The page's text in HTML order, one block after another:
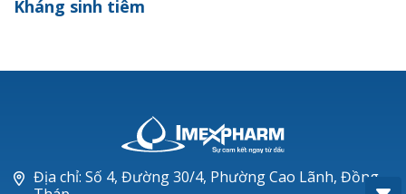
Ceftizoxim®
Piperacillin
Kháng sinh tiêm
Địa chỉ: Số 4, Đường 30/4, Phường Cao Lãnh, Đồng